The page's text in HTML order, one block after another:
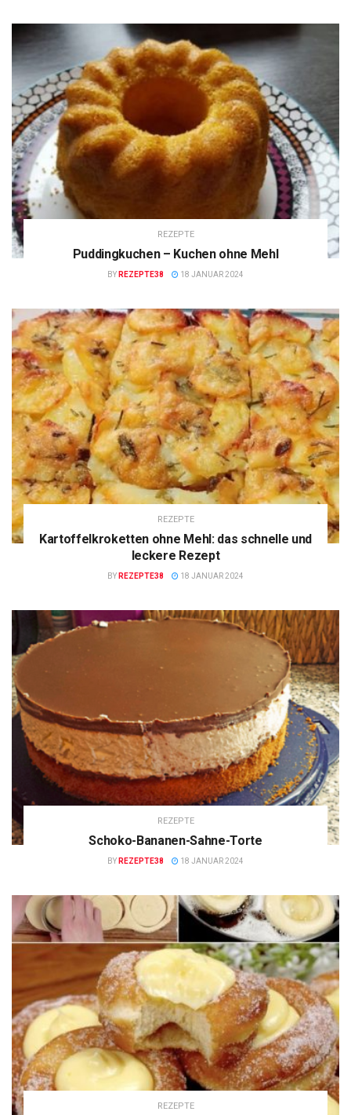
REZEPTE
Puddingkuchen – Kuchen ohne Mehl
BY REZEPTE38 18 JANUAR 2024
REZEPTE
Kartoffelkroketten ohne Mehl: das schnelle und
leckere Rezept
BY REZEPTE38 18 JANUAR 2024
REZEPTE
Schoko-Bananen-Sahne-Torte
BY REZEPTE38 18 JANUAR 2024
REZEPTE